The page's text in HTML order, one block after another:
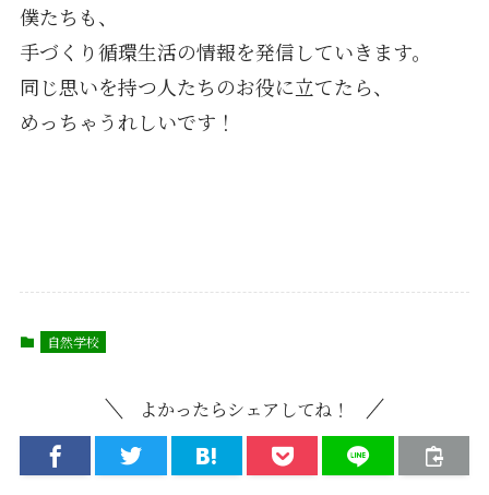
僕たちも、
手づくり循環生活の情報を発信していきます。
同じ思いを持つ人たちのお役に立てたら、
めっちゃうれしいです！
自然学校
よかったらシェアしてね！